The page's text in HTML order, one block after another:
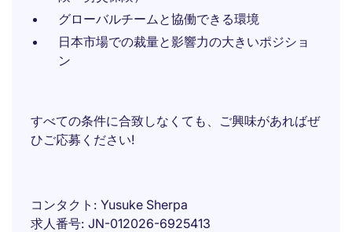
グローバルチームと協働できる環境
日本市場での裁量と影響力の大きいポジショ
ン
すべての条件に合致しなくても、ご興味があればぜ
ひご応募ください!
コンタクト
Yusuke Sherpa
求人番号 JN-012026-6925413